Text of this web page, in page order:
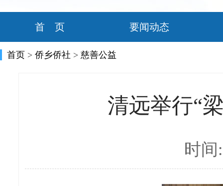
首 页 要闻动态
首页 > 侨乡侨社 > 慈善公益
清远举行“
时间